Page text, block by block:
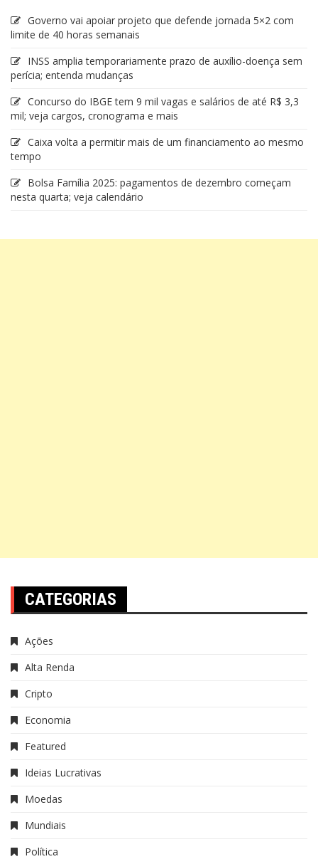
Governo vai apoiar projeto que defende jornada 5×2 com
limite de 40 horas semanais
INSS amplia temporariamente prazo de auxílio-doença sem
perícia; entenda mudanças
Concurso do IBGE tem 9 mil vagas e salários de até R$ 3,3
mil; veja cargos, cronograma e mais
Caixa volta a permitir mais de um financiamento ao mesmo
tempo
Bolsa Família 2025: pagamentos de dezembro começam
nesta quarta; veja calendário
CATEGORIAS
Ações
Alta Renda
Cripto
Economia
Featured
Ideias Lucrativas
Moedas
Mundiais
Política